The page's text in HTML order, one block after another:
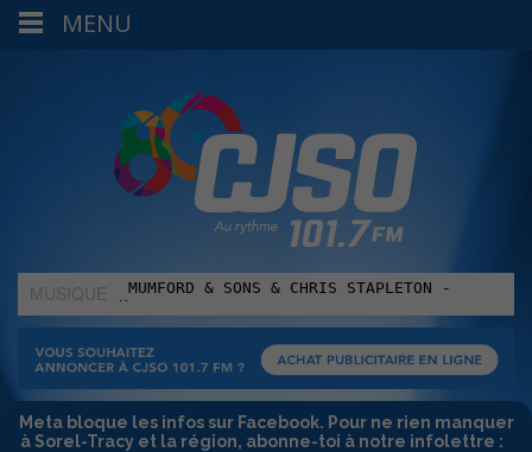
MUSIQUE
:
Meta bloque les infos sur Facebook. Pour ne rien manquer
à Sorel-Tracy et la région, abonne-toi à notre infolettre :
MENU